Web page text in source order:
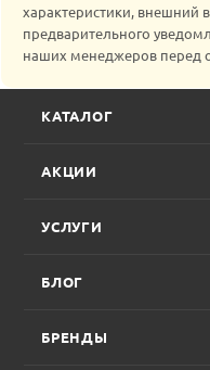
характеристики, внешний
предварительного
наших менеджеров перед
КАТАЛОГ
АКЦИИ
УСЛУГИ
БЛОГ
БРЕНДЫ